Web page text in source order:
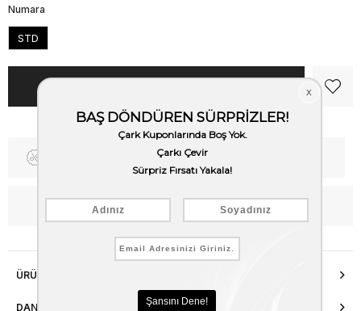
Numara
STD
Fiyat Düşünce Haber Ver
WhatsApp’tan Bilgi Al
ÜRÜN ÖZELLIKLERI
DANIŞMA HATTI